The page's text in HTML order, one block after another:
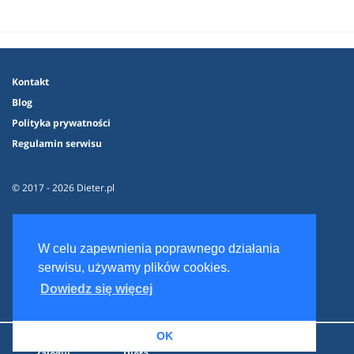
W celu zapewnienia poprawnego działania
serwisu, używamy plików cookies.
Dowiedz się więcej
OK
Kontakt
Blog
Polityka prywatności
Regulamin serwisu
© 2017 - 2026 Dieter.pl